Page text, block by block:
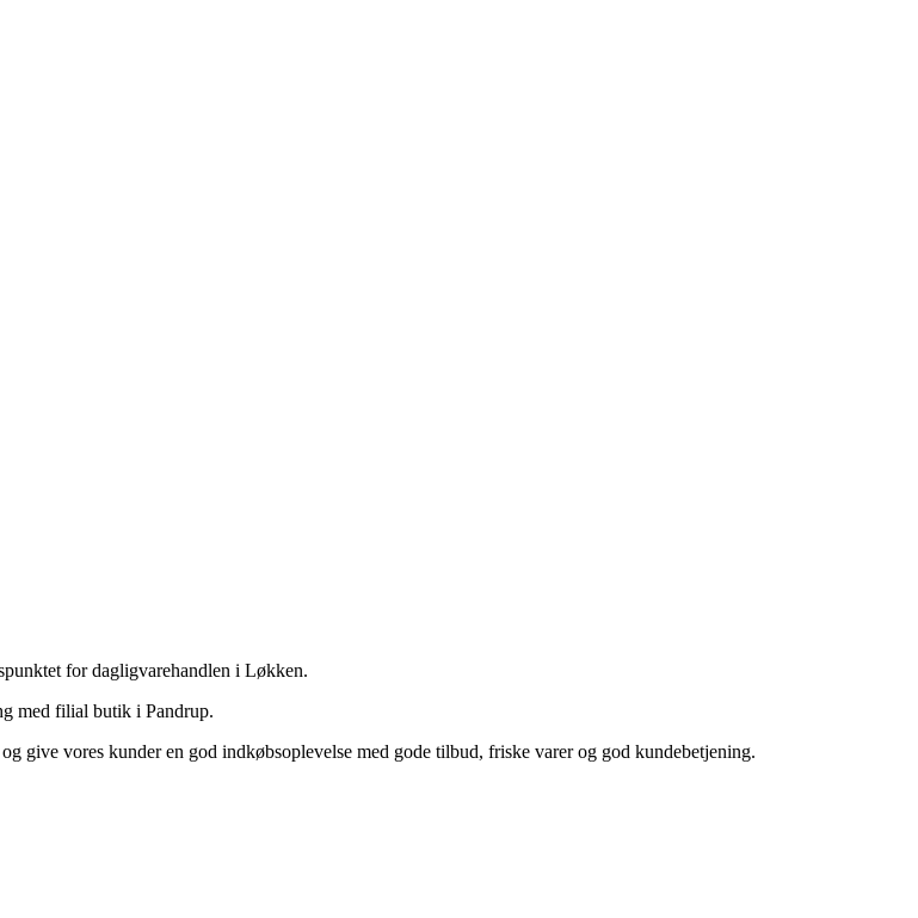
for dagligvarehandlen i Løkken.
med filial butik i Pandrup.
give vores kunder en god indkøbsoplevelse med gode tilbud, friske varer og god kundebetjening.